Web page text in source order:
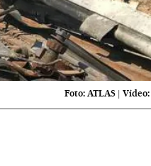
Foto: ATLAS |Vídeo: